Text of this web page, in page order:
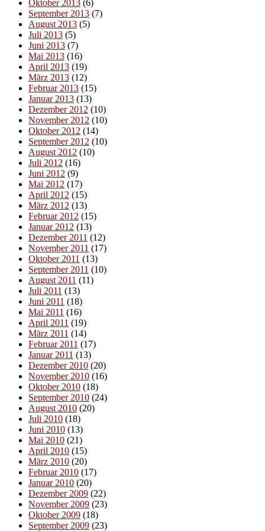
Oktober 2013 (6)
September 2013 (7)
August 2013 (5)
Juli 2013 (5)
Juni 2013 (7)
Mai 2013 (16)
April 2013 (19)
März 2013 (12)
Februar 2013 (15)
Januar 2013 (13)
Dezember 2012 (10)
November 2012 (10)
Oktober 2012 (14)
September 2012 (10)
August 2012 (10)
Juli 2012 (16)
Juni 2012 (9)
Mai 2012 (17)
April 2012 (15)
März 2012 (13)
Februar 2012 (15)
Januar 2012 (13)
Dezember 2011 (12)
November 2011 (17)
Oktober 2011 (13)
September 2011 (10)
August 2011 (11)
Juli 2011 (13)
Juni 2011 (18)
Mai 2011 (16)
April 2011 (19)
März 2011 (14)
Februar 2011 (17)
Januar 2011 (13)
Dezember 2010 (20)
November 2010 (16)
Oktober 2010 (18)
September 2010 (24)
August 2010 (20)
Juli 2010 (18)
Juni 2010 (13)
Mai 2010 (21)
April 2010 (15)
März 2010 (20)
Februar 2010 (17)
Januar 2010 (20)
Dezember 2009 (22)
November 2009 (23)
Oktober 2009 (18)
September 2009 (23)